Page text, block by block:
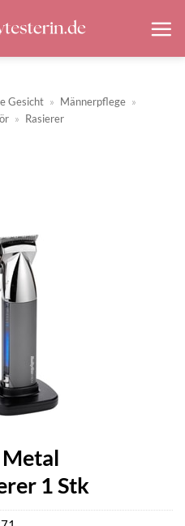
Gesicht » Männerpflege »
» Rasierer
Metal
1 Stk